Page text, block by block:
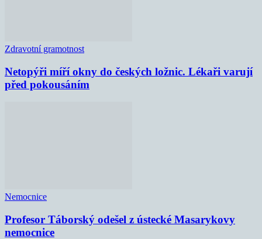
Zdravotní gramotnost
Netopýři míří okny do českých ložnic. Lékaři varují
před pokousáním
Nemocnice
Profesor Táborský odešel z ústecké Masarykovy
nemocnice